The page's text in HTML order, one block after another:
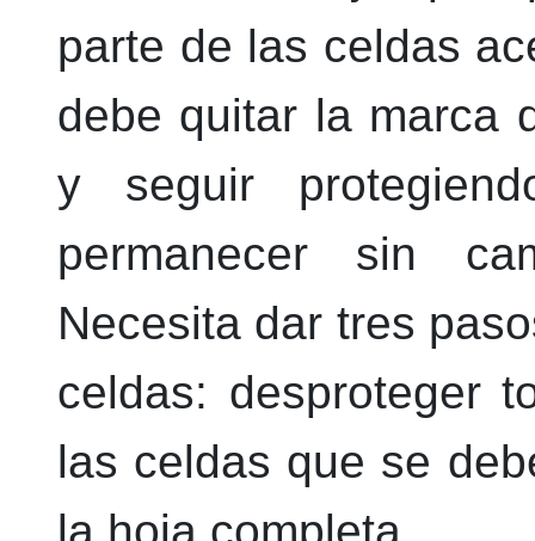
parte de las celdas
debe quitar la marca
y seguir
permanecer sin
Necesita dar tres
celdas: desproteger
las celdas que se